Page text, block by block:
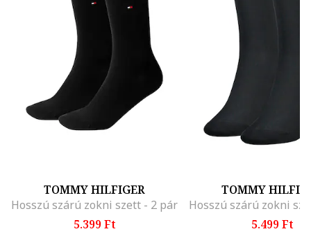
TOMMY HILFIGER
Hosszú szárú zokni szett - 2 pár
5.399 Ft
TOMMY
Hosszú szárú zokni
5.499 Ft